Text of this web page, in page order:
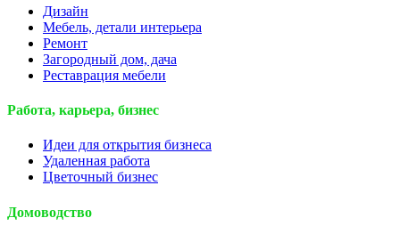
Дизайн
Мебель, детали интерьера
Ремонт
Загородный дом, дача
Реставрация мебели
Работа, карьера, бизнес
Идеи для открытия бизнеса
Удаленная работа
Цветочный бизнес
Домоводство